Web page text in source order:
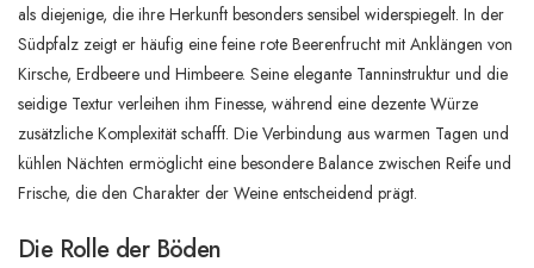
als diejenige, die ihre Herkunft besonders sensibel widerspiegelt. In der
Südpfalz zeigt er häufig eine feine rote Beerenfrucht mit Anklängen von
Kirsche, Erdbeere und Himbeere. Seine elegante Tanninstruktur und die
seidige Textur verleihen ihm Finesse, während eine dezente Würze
zusätzliche Komplexität schafft. Die Verbindung aus warmen Tagen und
kühlen Nächten ermöglicht eine besondere Balance zwischen Reife und
Frische, die den Charakter der Weine entscheidend prägt.
Die Rolle der Böden